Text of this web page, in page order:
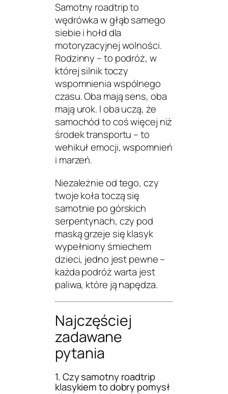
Samotny roadtrip to
wędrówka w głąb samego
siebie i hołd dla
motoryzacyjnej wolności.
Rodzinny – to podróż, w
której silnik toczy
wspomnienia wspólnego
czasu. Oba mają sens, oba
mają urok. I oba uczą, że
samochód to coś więcej niż
środek transportu – to
wehikuł emocji, wspomnień
i marzeń.
Niezależnie od tego, czy
twoje koła toczą się
samotnie po górskich
serpentynach, czy pod
maską grzeje się klasyk
wypełniony śmiechem
dzieci, jedno jest pewne –
każda podróż warta jest
paliwa, które ją napędza.
Najczęściej
zadawane
pytania
1. Czy samotny roadtrip
klasykiem to dobry pomysł